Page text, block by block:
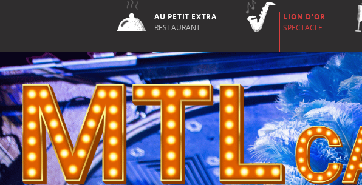
AU PETIT EXTRA
RESTAURANT
LION D'OR
SPECTACLE